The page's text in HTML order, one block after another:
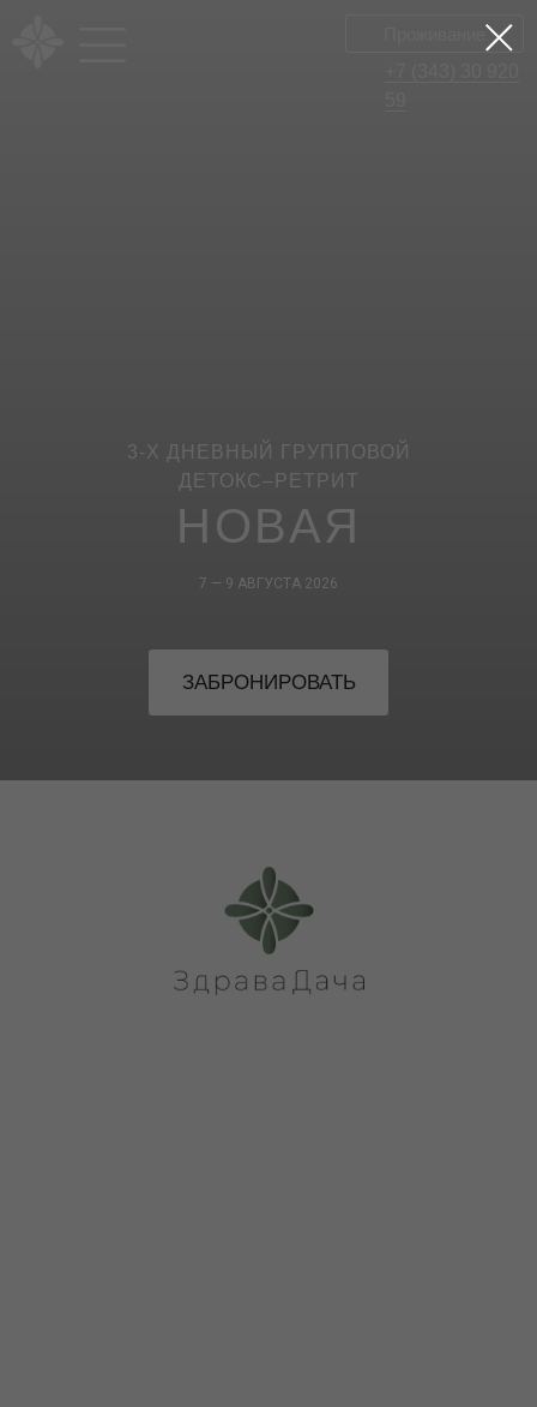
7 — 9 АВГУСТА 2026
3-Х ДНЕВНЫЙ ГРУППОВОЙ
ДЕТОКС–РЕТРИТ
ЗАБРОНИРОВАТЬ
НОВАЯ